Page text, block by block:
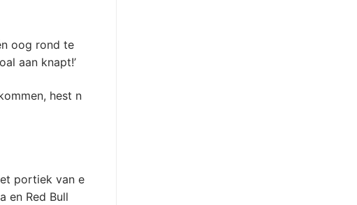
oog rond te
aan knapt!’
hest n
portiek van e
en Red Bull